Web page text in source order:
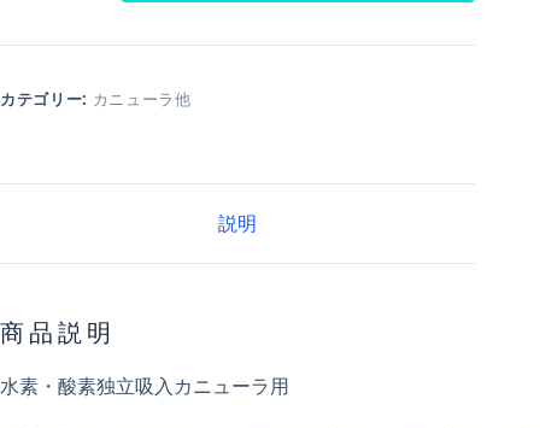
カテゴリー: カニューラ他
説明
商品説明
水素・酸素独立吸入カニューラ用